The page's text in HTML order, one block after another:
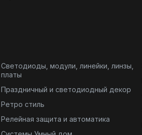
Светодиоды, модули, линейки, линзы,
платы
Праздничный и светодиодный декор
Ретро стиль
Релейная защита и автоматика